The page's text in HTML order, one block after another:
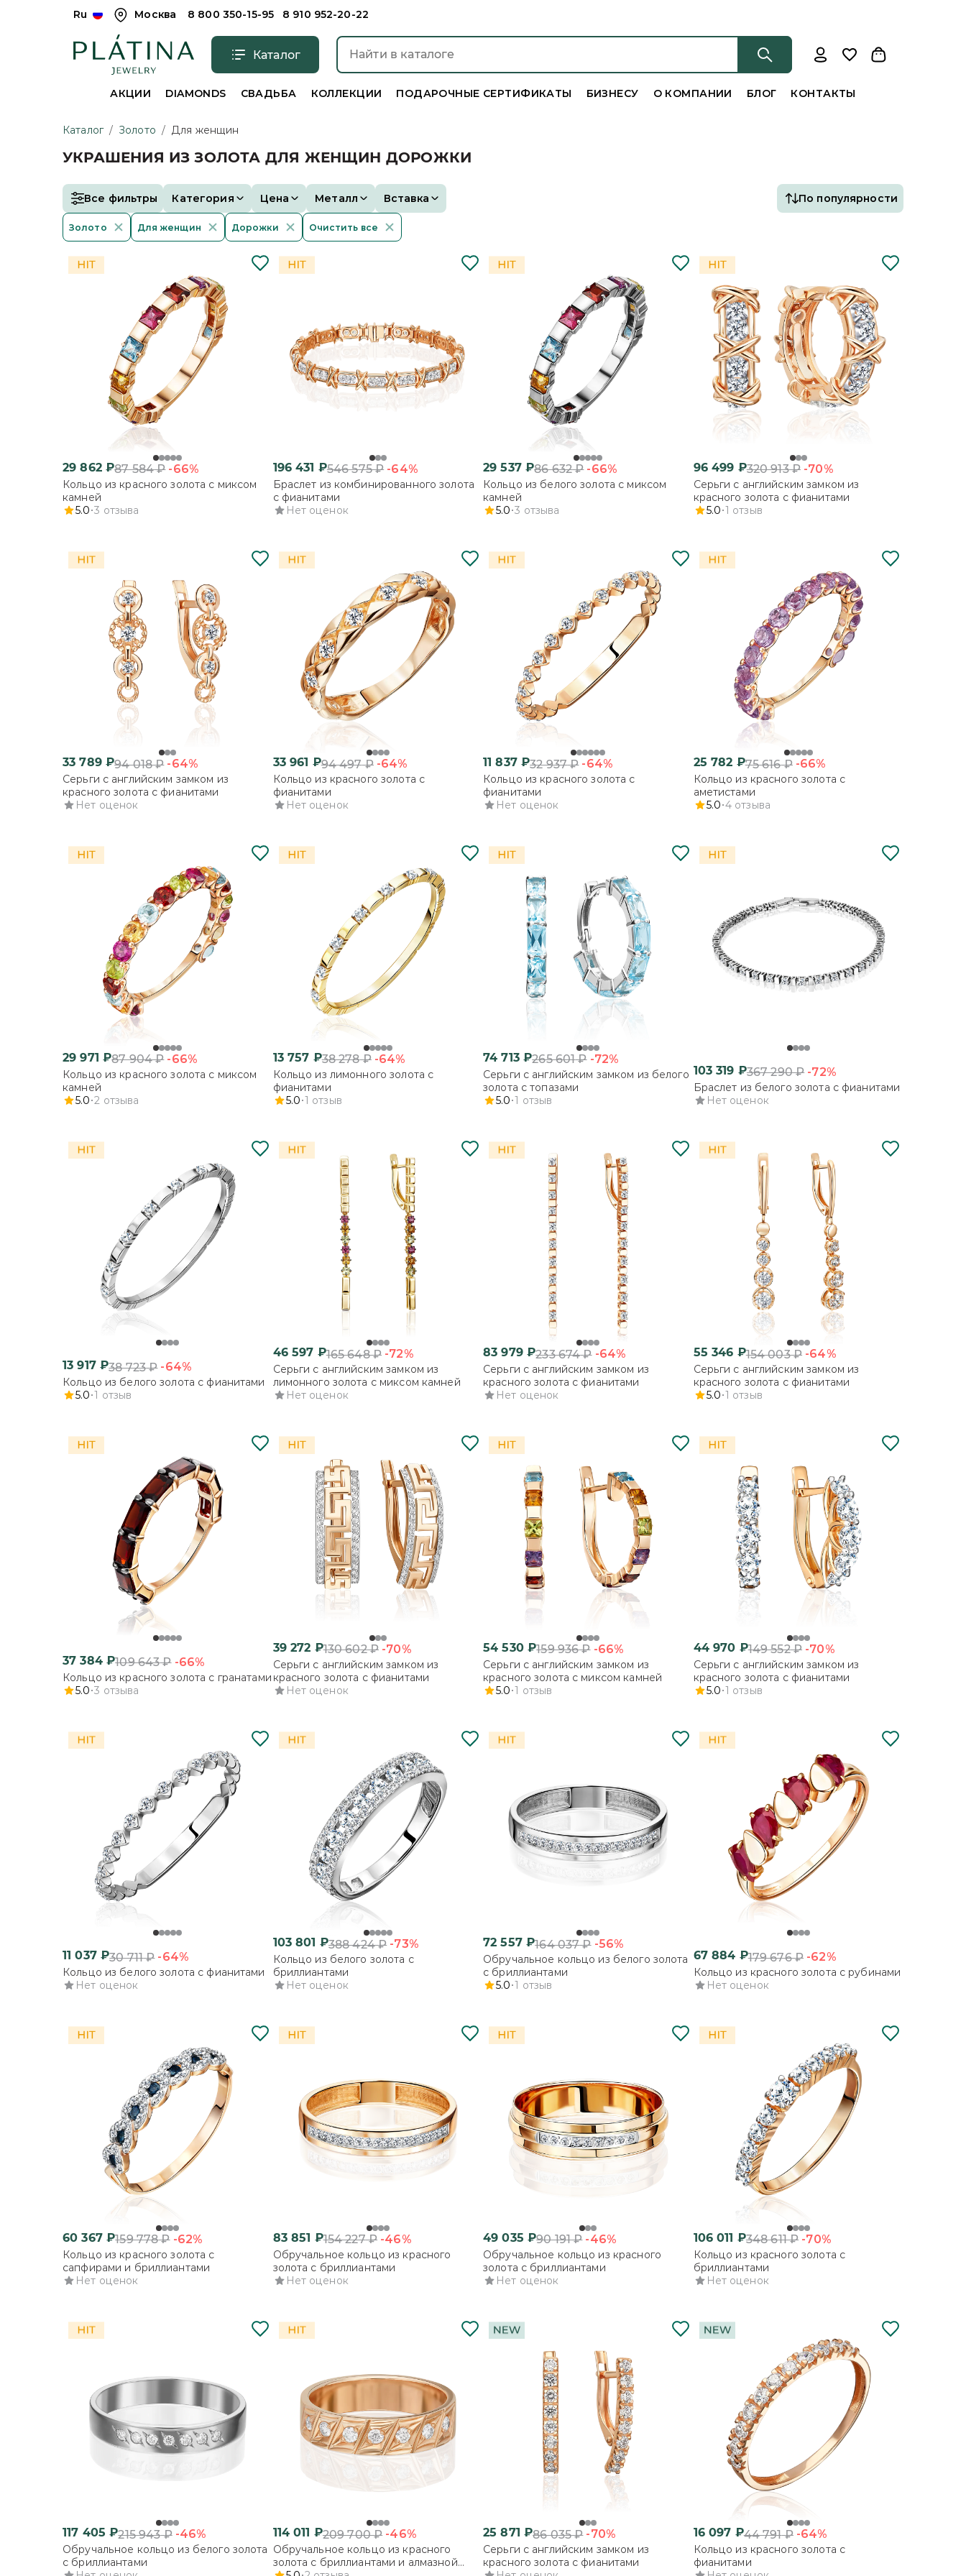
Ru Москва 8 800 350-15-95 8 910 952-20-22
Каталог
АКЦИИ DIAMONDS СВАДЬБА КОЛЛЕКЦИИ ПОДАРОЧНЫЕ СЕРТИФИКАТЫ БИЗНЕСУ О КОМПАНИИ БЛОГ КОНТАКТЫ
Каталог / Золото / Для женщин
УКРАШЕНИЯ ИЗ ЗОЛОТА ДЛЯ ЖЕНЩИН ДОРОЖКИ
Все фильтры Категория Цена Металл Вставка По популярности
Золото Для женщин Дорожки Очистить все
29 862₽87 584₽ -66%
Кольцо из красного золота с миксом
камней
5.0 3 отзыва
196 431 ₽546 575₽ -64%
Браслет из комбинированного золота
с фианитами
Нет оценок
29 537₽86 632₽ -66%
Кольцо из белого золота с миксом
камней
5.0 3 отзыва
96 499 ₽320 913₽ -70%
Серьги с английским замком из
красного золота с фианитами
5.0 1 отзыв
33 789₽94 018₽ -64%
Серьги с английским замком из
красного золота с фианитами
Нет оценок
33 961 ₽94 497₽ -64%
Кольцо из красного золота с
фианитами
Нет оценок
11 837₽32 937₽ -64%
Кольцо из красного золота с
фианитами
Нет оценок
25 782 ₽75 616₽ -66%
Кольцо из красного золота с
аметистами
5.0 4 отзыва
29 971 ₽87 904₽ -66%
Кольцо из красного золота с миксом
камней
5.0 2 отзыва
13 757 ₽38 278₽ -64%
Кольцо из лимонного золота с
фианитами
5.0 1 отзыв
74 713₽265 601₽ -72%
Серьги с английским замком из белого
золота с топазами
5.0 1 отзыв
103 319 ₽367 290₽ -72%
Браслет из белого золота с фианитами
Нет оценок
13 917₽38 723₽ -64%
Кольцо из белого золота с фианитами
5.0 1 отзыв
46 597 ₽165 648₽ -72%
Серьги с английским замком из
лимонного золота с миксом камней
Нет оценок
83 979₽233 674₽ -64%
Серьги с английским замком из
красного золота с фианитами
Нет оценок
55 346 ₽154 003₽ -64%
Серьги с английским замком из
красного золота с фианитами
5.0 1 отзыв
37 384₽109 643₽ -66%
Кольцо из красного золота с гранатами
5.0 3 отзыва
39 272 ₽130 602₽ -70%
Серьги с английским замком из
красного золота с фианитами
Нет оценок
54 530₽159 936₽ -66%
Серьги с английским замком из
красного золота с миксом камней
5.0 1 отзыв
44 970 ₽149 552₽ -70%
Серьги с английским замком из
красного золота с фианитами
5.0 1 отзыв
11 037₽30 711₽ -64%
Кольцо из белого золота с фианитами
Нет оценок
103 801 ₽388 424₽ -73%
Кольцо из белого золота с
бриллиантами
Нет оценок
72 557₽164 037₽ -56%
Обручальное кольцо из белого золота
с бриллиантами
5.0 1 отзыв
67 884 ₽179 676₽ -62%
Кольцо из красного золота с рубинами
Нет оценок
60 367₽159 778₽ -62%
Кольцо из красного золота с
сапфирами и бриллиантами
Нет оценок
83 851 ₽154 227₽ -46%
Обручальное кольцо из красного
золота с бриллиантами
Нет оценок
49 035 ₽90 191₽ -46%
Обручальное кольцо из красного
золота с бриллиантами
Нет оценок
106 011 ₽348 611₽ -70%
Кольцо из красного золота с
бриллиантами
Нет оценок
117 405 ₽215 943₽ -46%
Обручальное кольцо из белого золота
с бриллиантами
114 011 ₽209 700₽ -46%
Обручальное кольцо из красного
золота с бриллиантами и алмазной
25 871 ₽86 035₽ -70%
Серьги с английским замком из
красного золота с фианитами
16 097 ₽44 791₽ -64%
Кольцо из красного золота с
фианитами